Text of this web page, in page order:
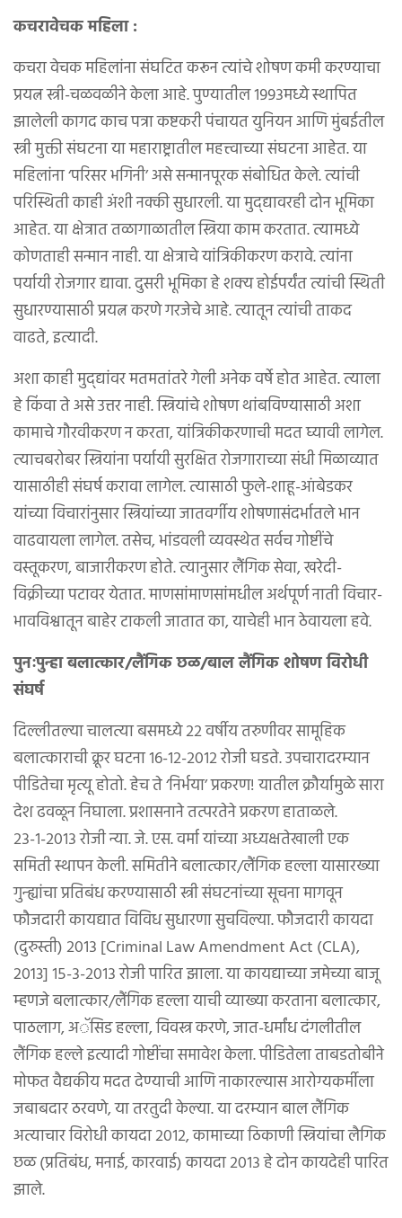
कचरावेचक महिला :
कचरा वेचक महिलांना संघटित करून त्यांचे शोषण कमी करण्याचा
प्रयत्न स्त्री-चळवळीने केला आहे. पुण्यातील १९९३मध्ये स्थापित
झालेली कागद काच पत्रा कष्टकरी पंचायत युनियन आणि मुंबईतील
स्त्री मुक्ती संघटना या महाराष्ट्रातील महत्त्वाच्या संघटना आहेत. या
महिलांना ‘परिसर भगिनी’ असे सन्मानपूरक संबोधित केले. त्यांची
परिस्थिती काही अंशी नक्की सुधारली. या मुद्द्यावरही दोन भूमिका
आहेत. या क्षेत्रात तळागाळातील स्त्रिया काम करतात. त्यामध्ये
कोणताही सन्मान नाही. या क्षेत्राचे यांत्रिकीकरण करावे. त्यांना
पर्यायी रोजगार द्यावा. दुसरी भूमिका हे शक्य होईपर्यंत त्यांची स्थिती
सुधारण्यासाठी प्रयत्न करणे गरजेचे आहे. त्यातून त्यांची ताकद
वाढते, इत्यादी.
अशा काही मुद्द्यांवर मतमतांतरे गेली अनेक वर्षे होत आहेत. त्याला
हे किंवा ते असे उत्तर नाही. स्त्रियांचे शोषण थांबविण्यासाठी अशा
कामाचे गौरवीकरण न करता, यांत्रिकीकरणाची मदत घ्यावी लागेल.
त्याचबरोबर स्त्रियांना पर्यायी सुरक्षित रोजगाराच्या संधी मिळाव्यात
यासाठीही संघर्ष करावा लागेल. त्यासाठी फुले-शाहू-आंबेडकर
यांच्या विचारांनुसार स्त्रियांच्या जातवर्गीय शोषणासंदर्भातले भान
वाढवायला लागेल. तसेच, भांडवली व्यवस्थेत सर्वच गोष्टींचे
वस्तूकरण, बाजारीकरण होते. त्यानुसार लैंगिक सेवा, खरेदी-
विक्रीच्या पटावर येतात. माणसांमाणसांमधील अर्थपूर्ण नाती विचार-
भावविश्वातून बाहेर टाकली जातात का, याचेही भान ठेवायला हवे.
पुनःपुन्हा बलात्कार/लैंगिक छळ/बाल लैंगिक शोषण विरोधी
संघर्ष
दिल्लीतल्या चालत्या बसमध्ये २२ वर्षीय तरुणीवर सामूहिक
बलात्काराची क्रूर घटना १६-१२-२०१२ रोजी घडते. उपचारादरम्यान
पीडितेचा मृत्यू होतो. हेच ते ‘निर्भया’ प्रकरण! यातील क्रौर्यामुळे सारा
देश ढवळून निघाला. प्रशासनाने तत्परतेने प्रकरण हाताळले.
२३-१-२०१३ रोजी न्या. जे. एस. वर्मा यांच्या अध्यक्षतेखाली एक
समिती स्थापन केली. समितीने बलात्कार/लैंगिक हल्ला यासारख्या
गुन्ह्यांचा प्रतिबंध करण्यासाठी स्त्री संघटनांच्या सूचना मागवून
फौजदारी कायद्यात विविध सुधारणा सुचविल्या. फौजदारी कायदा
(दुरुस्ती) २०१३ [Criminal Law Amendment Act (CLA),
2013] १५-३-२०१३ रोजी पारित झाला. या कायद्याच्या जमेच्या बाजू
म्हणजे बलात्कार/लैंगिक हल्ला याची व्याख्या करताना बलात्कार,
पाठलाग, अॅसिड हल्ला, विवस्त्र करणे, जात-धर्मांध दंगलीतील
लैंगिक हल्ले इत्यादी गोष्टींचा समावेश केला. पीडितेला ताबडतोबीने
मोफत वैद्यकीय मदत देण्याची आणि नाकारल्यास आरोग्यकर्मीला
जबाबदार ठरवणे, या तरतुदी केल्या. या दरम्यान बाल लैंगिक
अत्याचार विरोधी कायदा २०१२, कामाच्या ठिकाणी स्त्रियांचा लैगिक
छळ (प्रतिबंध, मनाई, कारवाई) कायदा २०१३ हे दोन कायदेही पारित
झाले.